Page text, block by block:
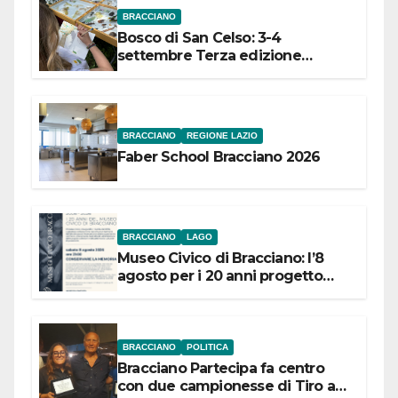
BRACCIANO
Bosco di San Celso: 3-4
settembre Terza edizione
BRACCIANO REGIONE LAZIO
Faber School Bracciano 2026
BRACCIANO LAGO
Museo Civico di Bracciano: l’8
agosto per i 20 anni progetto
BRACCIANO POLITICA
Bracciano Partecipa fa centro
con due campionesse di Tiro a